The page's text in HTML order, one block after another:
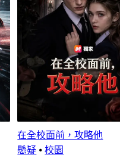
在全校面前，攻略他
懸疑 ⦁校園